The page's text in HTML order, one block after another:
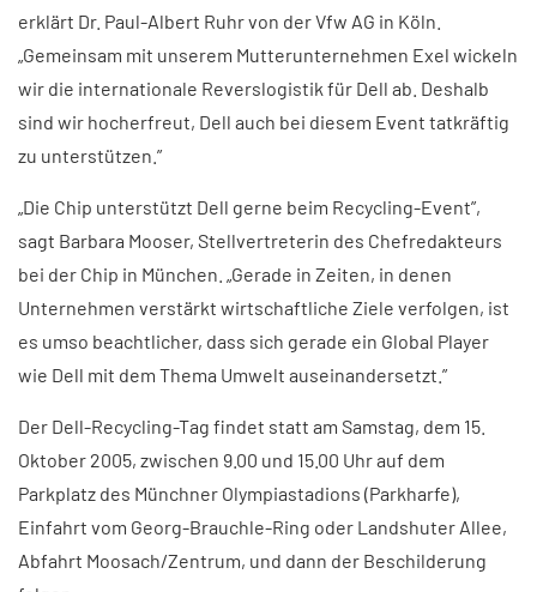
erklärt Dr. Paul-Albert Ruhr von der Vfw AG in Köln.
„Gemeinsam mit unserem Mutterunternehmen Exel wickeln
wir die internationale Reverslogistik für Dell ab. Deshalb
sind wir hocherfreut, Dell auch bei diesem Event tatkräftig
zu unterstützen.”
„Die Chip unterstützt Dell gerne beim Recycling-Event”,
sagt Barbara Mooser, Stellvertreterin des Chefredakteurs
bei der Chip in München. „Gerade in Zeiten, in denen
Unternehmen verstärkt wirtschaftliche Ziele verfolgen, ist
es umso beachtlicher, dass sich gerade ein Global Player
wie Dell mit dem Thema Umwelt auseinandersetzt.”
Der Dell-Recycling-Tag findet statt am Samstag, dem 15.
Oktober 2005, zwischen 9.00 und 15.00 Uhr auf dem
Parkplatz des Münchner Olympiastadions (Parkharfe),
Einfahrt vom Georg-Brauchle-Ring oder Landshuter Allee,
Abfahrt Moosach/Zentrum, und dann der Beschilderung